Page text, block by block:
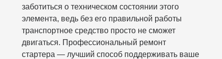
заботиться о техническом состоянии этого
элемента, ведь без его правильной работы
транспортное средство просто не сможет
двигаться. Профессиональный ремонт
стартера — лучший способ поддерживать ваше